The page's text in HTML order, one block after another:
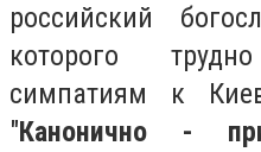
российский
которого
симпатиям к
"Канонично -